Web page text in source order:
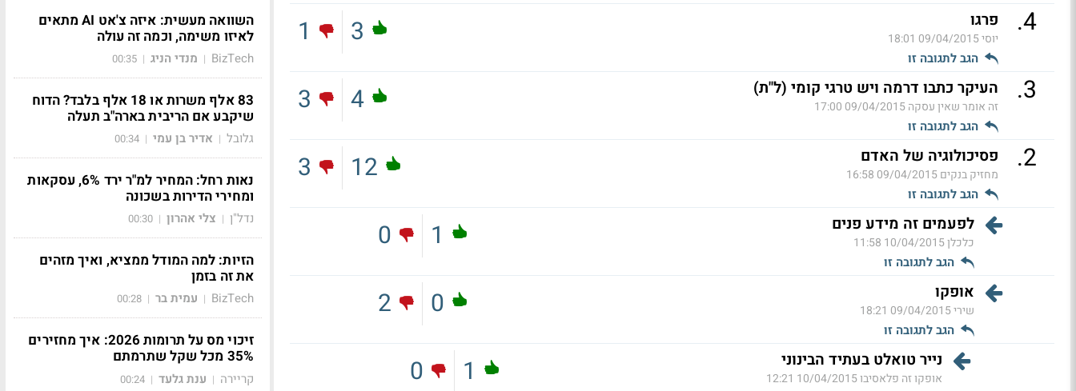
4
. פרגו
יוסי09/04/2015 18:01
הגב לתגובה זו
3
1
3
. העיקר כתבו דרמה ויש טרגי קומי (ל"ת)
זה אומר שאין עסקה09/04/2015 17:00
הגב לתגובה זו
4
3
2
. פסיכולוגיה של האדם
מחזיק בנקים09/04/2015 16:58
הגב לתגובה זו
12
3
לפעמים זה מידע פנים
כלכלן10/04/2015 11:58
הגב לתגובה זו
1
0
אופקו
שירי09/04/2015 18:21
הגב לתגובה זו
0
2
נייר טואלט בעתיד הבינוני
אופקו זה פלאסיבו10/04/2015 12:21
1
0
השוואה מעשית: איזה צ'אט AI מתאים
לאיזו משימה, וכמה זה עולה
BizTech
| מנדי הניג |
00:35
83 אלף משרות או 18 אלף בלבד? הדוח
שיקבע אם הריבית בארה"ב תעלה
גלובל | אדיר בן עמי |
00:34
נאות רחל: המחיר למ"ר ירד 6%, עסקאות
ומחירי הדירות בשכונה
נדל"ן | צלי אהרון |
00:30
הזיות: למה המודל ממציא, ואיך מזהים
את זה בזמן
BizTech
| עמית בר |
00:28
זיכוי מס על תרומות 2026: איך מחזירים
35% מכל שקל שתרמתם
קריירה | ענת גלעד |
00:24